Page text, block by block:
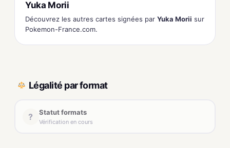
Yuka Morii
Découvrez les autres cartes signées par Yuka Morii sur
Pokemon-France.com.
Légalité par format
? Statut formats
Vérification en cours